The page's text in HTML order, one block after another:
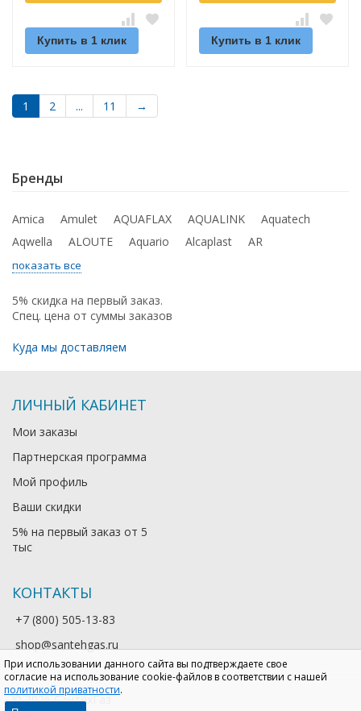
При использовании данного сайта вы подтверждаете свое
согласие на использование cookie-файлов в соответствии с нашей
политикой приватности.
Купить в 1 клик Купить в 1 клик
1 2 ... 11 →
Бренды
Amica Amulet AQUAFLAX AQUALINK
Aquatech
Aqwella
ALOUTE Aquario Alcaplast AR
показать все
5% скидка на первый заказ.
Спец. цена от суммы заказов
Куда мы доставляем
ЛИЧНЫЙ КАБИНЕТ
Мои заказы
Партнерская программа
Мой профиль
Ваши скидки
5% на первый заказ от 5
тыс
КОНТАКТЫ
+7 (800) 505-13-83
shop@santehgas.ru
© 2026 СантехГаз